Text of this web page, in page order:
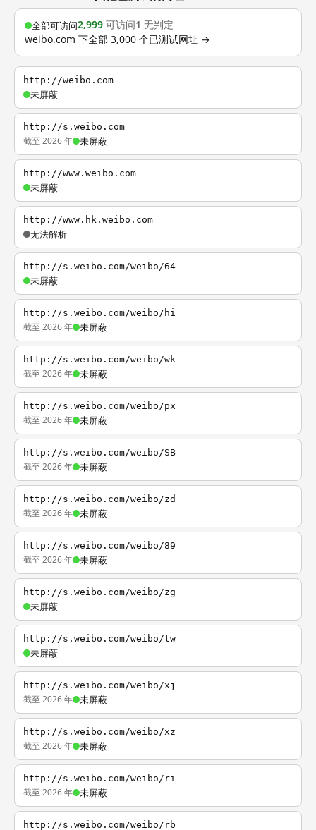
全部可访问2,999 可访问1 无判定
weibo.com 下全部 3,000 个已测试网址 →
http://weibo.com
未屏蔽
http://s.weibo.com
截至 2026 年 未屏蔽
http://www.weibo.com
未屏蔽
http://www.hk.weibo.com
无法解析
http://s.weibo.com/weibo/64
未屏蔽
http://s.weibo.com/weibo/hi
截至 2026 年 未屏蔽
http://s.weibo.com/weibo/wk
截至 2026 年 未屏蔽
http://s.weibo.com/weibo/px
截至 2026 年 未屏蔽
http://s.weibo.com/weibo/SB
截至 2026 年 未屏蔽
http://s.weibo.com/weibo/zd
截至 2026 年 未屏蔽
http://s.weibo.com/weibo/89
截至 2026 年 未屏蔽
http://s.weibo.com/weibo/zg
未屏蔽
http://s.weibo.com/weibo/tw
未屏蔽
http://s.weibo.com/weibo/xj
截至 2026 年 未屏蔽
http://s.weibo.com/weibo/xz
截至 2026 年 未屏蔽
http://s.weibo.com/weibo/ri
截至 2026 年 未屏蔽
http://s.weibo.com/weibo/rb